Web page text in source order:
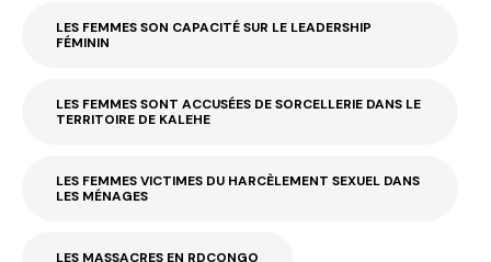
LES FEMMES SON CAPACITÉ SUR LE LEADERSHIP
FÉMININ
LES FEMMES SONT ACCUSÉES DE SORCELLERIE DANS LE
TERRITOIRE DE KALEHE
LES FEMMES VICTIMES DU HARCÈLEMENT SEXUEL DANS
LES MÉNAGES
LES MASSACRES EN RDCONGO